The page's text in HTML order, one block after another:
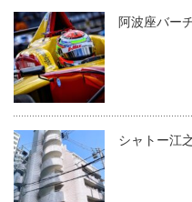
阿波座バー
シャトー江